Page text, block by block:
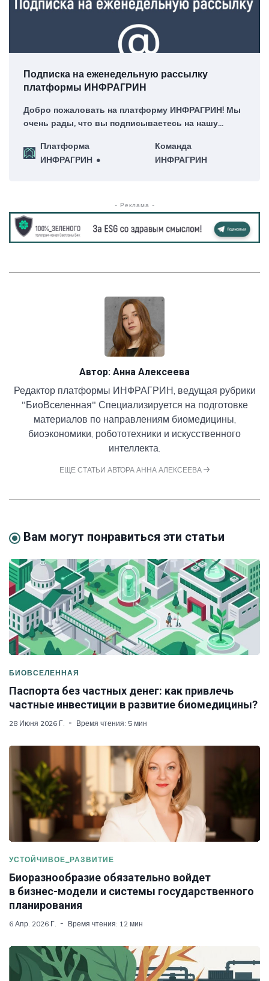
Подписка на еженедельную рассылку
платформы ИНФРАГРИН
Добро пожаловать на платформу ИНФРАГРИН! Мы
очень рады, что вы подписываетесь на нашу
честь!Платформа
ИНФРАГРИН
Команда
ИНФРАГРИН
- Реклама -
Автор: Анна Алексеева
Редактор платформы ИНФРАГРИН, ведущая рубрики
"БиоВселенная" Специализируется на подготовке
материалов по направлениям биомедицины,
биоэкономики, робототехники и искусственного
интеллекта.
ЕЩЕ СТАТЬИ АВТОРА АННА АЛЕКСЕЕВА
Вам могут понравиться эти статьи
БИОВСЕЛЕННАЯ
Паспорта без частных денег: как привлечь
частные инвестиции в развитие биомедицины?
28 Июня 2026 Г. Время чтения: 5 мин
УСТОЙЧИВОЕ_РАЗВИТИЕ
Биоразнообразие обязательно войдет
в бизнес-модели и системы государственного
планирования
6 Апр. 2026 Г. Время чтения: 12 мин